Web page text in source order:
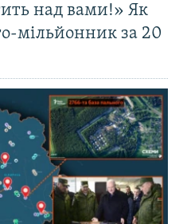
над вами!» Як
мільйонник за 20